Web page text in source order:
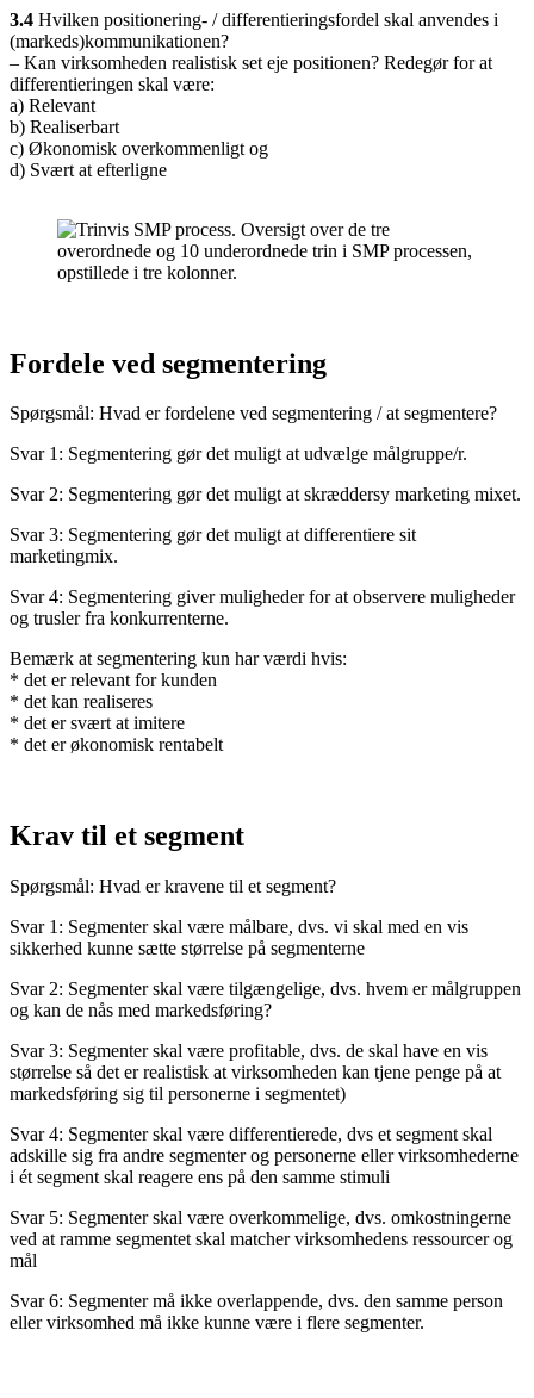
3.4 Hvilken positionering- / differentieringsfordel skal anvendes i
(markeds)kommunikationen?
– Kan virksomheden realistisk set eje positionen? Redegør for at
differentieringen skal være:
a) Relevant
b) Realiserbart
c) Økonomisk overkommenligt og
d) Svært at efterligne
Fordele ved segmentering
Spørgsmål: Hvad er fordelene ved segmentering / at segmentere?
Svar 1: Segmentering gør det muligt at udvælge målgruppe/r.
Svar 2: Segmentering gør det muligt at skræddersy marketing mixet.
Svar 3: Segmentering gør det muligt at differentiere sit
marketingmix.
Svar 4: Segmentering giver muligheder for at observere muligheder
og trusler fra konkurrenterne.
Bemærk at segmentering kun har værdi hvis:
* det er relevant for kunden
* det kan realiseres
* det er svært at imitere
* det er økonomisk rentabelt
Krav til et segment
Spørgsmål: Hvad er kravene til et segment?
Svar 1: Segmenter skal være målbare, dvs. vi skal med en vis
sikkerhed kunne sætte størrelse på segmenterne
Svar 2: Segmenter skal være tilgængelige, dvs. hvem er målgruppen
og kan de nås med markedsføring?
Svar 3: Segmenter skal være profitable, dvs. de skal have en vis
størrelse så det er realistisk at virksomheden kan tjene penge på at
markedsføring sig til personerne i segmentet)
Svar 4: Segmenter skal være differentierede, dvs et segment skal
adskille sig fra andre segmenter og personerne eller virksomhederne
i ét segment skal reagere ens på den samme stimuli
Svar 5: Segmenter skal være overkommelige, dvs. omkostningerne
ved at ramme segmentet skal matcher virksomhedens ressourcer og
mål
Svar 6: Segmenter må ikke overlappende, dvs. den samme person
eller virksomhed må ikke kunne være i flere segmenter.